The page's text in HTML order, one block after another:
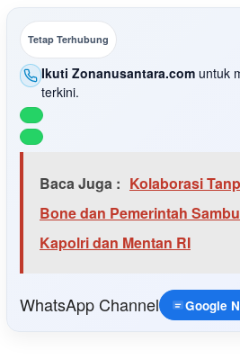
Tetap Terhubung
Ikuti Zonanusantara.com untuk
terkini.
Baca Juga : Kolaborasi
Bone dan Pemerintah
Kapolri dan Mentan RI
WhatsApp Channel Google